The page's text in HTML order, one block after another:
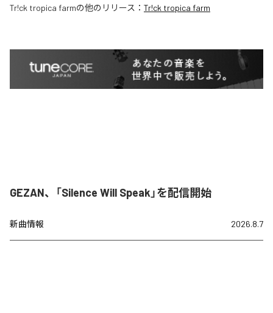
Tr!ck tropica farmの他のリリース： Tr!ck tropica farm
GEZAN、「Silence Will Speak」を配信開始
新曲情報 2026.8.7